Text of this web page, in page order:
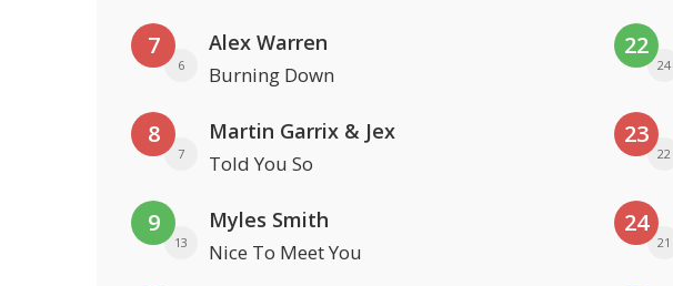
7
6
Alex Warren
Burning Down
8
7
Martin Garrix & Jex
Told You So
9
13
Myles Smith
Nice To Meet You
22
24
23
22
24
21